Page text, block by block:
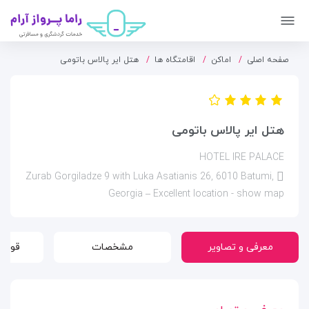
صفحه اصلی اماکن اقامتگاه ها هتل ایر پالاس باتومی
هتل ایر پالاس باتومی
HOTEL IRE PALACE
Zurab Gorgiladze 9 with Luka Asatianis 26, 6010 Batumi,
Georgia – Excellent location - show map
معرفی و تصاویر مشخصات